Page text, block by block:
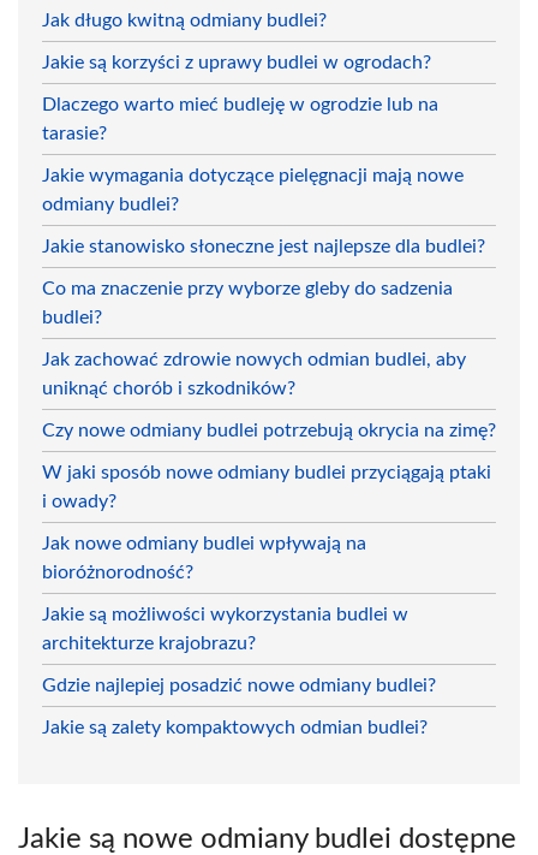
Jak długo kwitną odmiany budlei?
Jakie są korzyści z uprawy budlei w ogrodach?
Dlaczego warto mieć budleję w ogrodzie lub na
tarasie?
Jakie wymagania dotyczące pielęgnacji mają nowe
odmiany budlei?
Jakie stanowisko słoneczne jest najlepsze dla budlei?
Co ma znaczenie przy wyborze gleby do sadzenia
budlei?
Jak zachować zdrowie nowych odmian budlei, aby
uniknąć chorób i szkodników?
Czy nowe odmiany budlei potrzebują okrycia na zimę?
W jaki sposób nowe odmiany budlei przyciągają ptaki
i owady?
Jak nowe odmiany budlei wpływają na
bioróżnorodność?
Jakie są możliwości wykorzystania budlei w
architekturze krajobrazu?
Gdzie najlepiej posadzić nowe odmiany budlei?
Jakie są zalety kompaktowych odmian budlei?
Jakie są nowe odmiany budlei dostępne